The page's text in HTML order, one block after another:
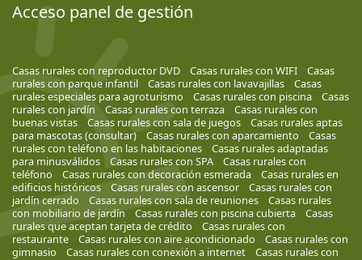
Acceso panel de gestión
Casas rurales con reproductor DVD Casas rurales con WIFI
Casas
rurales con parque infantil
Casas rurales con lavavajillas
Casas
rurales especiales para agroturismo
Casas rurales con piscina
Casas
rurales con jardín
Casas rurales con terraza
Casas rurales con
buenas vistas
Casas rurales con sala de juegos
Casas rurales aptas
para mascotas (consultar)
Casas rurales con aparcamiento
Casas
rurales con teléfono en las habitaciones
Casas rurales adaptadas
para minusválidos
Casas rurales con SPA
Casas rurales con
teléfono
Casas rurales con decoración esmerada
Casas rurales en
edificios históricos
Casas rurales con ascensor
Casas rurales con
jardín cerrado
Casas rurales con sala de reuniones
Casas rurales
con mobiliario de jardín
Casas rurales con piscina cubierta
Casas
rurales que aceptan tarjeta de crédito
Casas rurales con
restaurante
Casas rurales con aire acondicionado
Casas rurales con
gimnasio
Casas rurales con conexión a internet
Casas rurales con